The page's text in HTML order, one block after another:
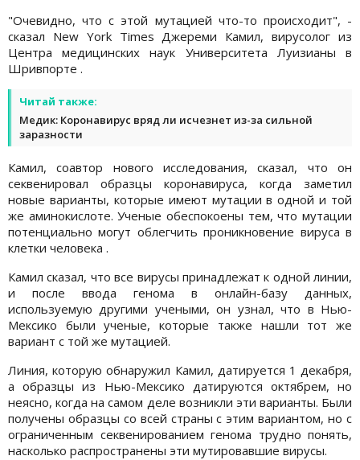
"Очевидно, что с этой мутацией что-то происходит", -
сказал New York Times Джереми Камил, вирусолог из
Центра медицинских наук Университета Луизианы в
Шривпорте .
Читай также:
Медик: Коронавирус вряд ли исчезнет из-за сильной
заразности
Камил, соавтор нового исследования, сказал, что он
секвенировал образцы коронавируса, когда заметил
новые варианты, которые имеют мутации в одной и той
же аминокислоте. Ученые обеспокоены тем, что мутации
потенциально могут облегчить проникновение вируса в
клетки человека .
Камил сказал, что все вирусы принадлежат к одной линии,
и после ввода генома в онлайн-базу данных,
используемую другими учеными, он узнал, что в Нью-
Мексико были ученые, которые также нашли тот же
вариант с той же мутацией.
Линия, которую обнаружил Камил, датируется 1 декабря,
а образцы из Нью-Мексико датируются октябрем, но
неясно, когда на самом деле возникли эти варианты. Были
получены образцы со всей страны с этим вариантом, но с
ограниченным секвенированием генома трудно понять,
насколько распространены эти мутировавшие вирусы.